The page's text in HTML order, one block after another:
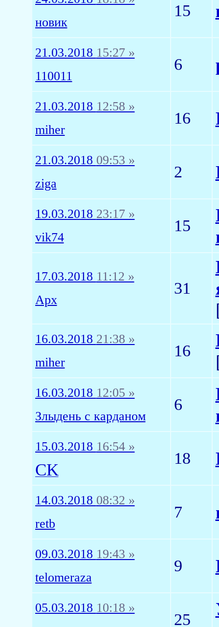
новик
15
21.03.2018 15:27 »
110011
6
21.03.2018 12:58 »
miher
16
21.03.2018 09:53 »
ziga
2
19.03.2018 23:17 »
vik74
15
17.03.2018 11:12 »
Арх
31
16.03.2018 21:38 »
miher
16
16.03.2018 12:05 »
Злыдень с карданом
6
15.03.2018 16:54 »
CK
18
14.03.2018 08:32 »
retb
7
09.03.2018 19:43 »
telomeraza
9
05.03.2018 10:18 »
25